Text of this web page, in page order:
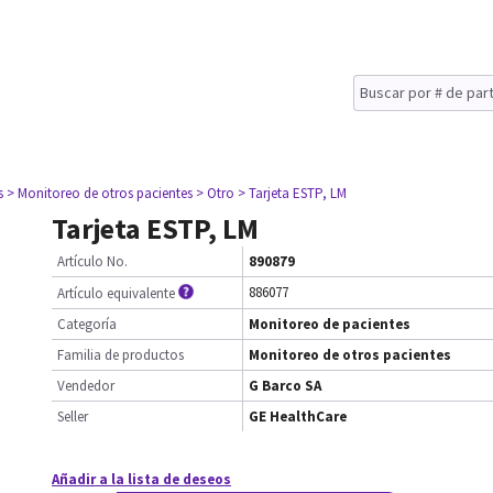
> Monitoreo de otros pacientes > Otro > Tarjeta ESTP, LM
Tarjeta ESTP, LM
Artículo No.
890879
Artículo equivalente
886077
Categoría
Monitoreo de pacientes
Familia de productos
Monitoreo de otros pacientes
Vendedor
G Barco SA
Seller
GE HealthCare
Añadir a la lista de deseos